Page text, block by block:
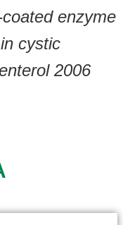
enzyme
cystic
2006